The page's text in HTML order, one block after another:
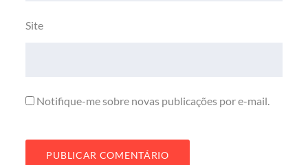
Site
Notifique-me sobre novas publicações por e-mail.